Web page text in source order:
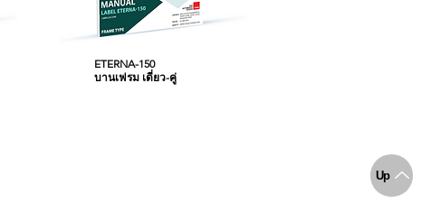
Up
ETERNA-150
บานเฟรม เดี่ยว-คู่